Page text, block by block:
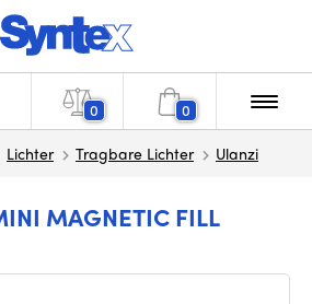
0 0
Lichter Tragbare Lichter Ulanzi
MAGNETIC FILL